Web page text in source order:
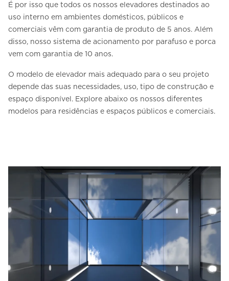
É por isso que todos os nossos elevadores destinados ao
uso interno em ambientes domésticos, públicos e
comerciais vêm com garantia de produto de 5 anos. Além
disso, nosso sistema de acionamento por parafuso e porca
vem com garantia de 10 anos.
O modelo de elevador mais adequado para o seu projeto
depende das suas necessidades, uso, tipo de construção e
espaço disponível. Explore abaixo os nossos diferentes
modelos para residências e espaços públicos e comerciais.